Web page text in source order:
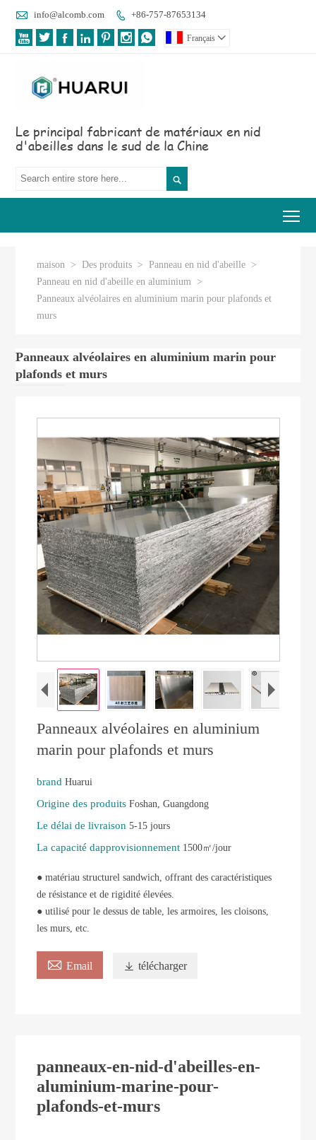
 info@alcomb.com  +86-757-87653134
       Français 
Le principal fabricant de matériaux en nid
d'abeilles dans le sud de la Chine

maison > Des produits > Panneau en nid d'abeille >
Panneau en nid d'abeille en aluminium >
Panneaux alvéolaires en aluminium marin pour plafonds et
murs
Panneaux alvéolaires en aluminium marin pour
plafonds et murs
Panneaux alvéolaires en aluminium
marin pour plafonds et murs
brandHuarui
Origine des produitsFoshan, Guangdong
Le délai de livraison5-15 jours
La capacité dapprovisionnement 1500㎡/jour
● matériau structurel sandwich, offrant des caractéristiques
de résistance et de rigidité élevées.
● utilisé pour le dessus de table, les armoires, les cloisons,
les murs, etc.
 Email  télécharger
panneaux-en-nid-d'abeilles-en-
aluminium-marine-pour-
plafonds-et-murs